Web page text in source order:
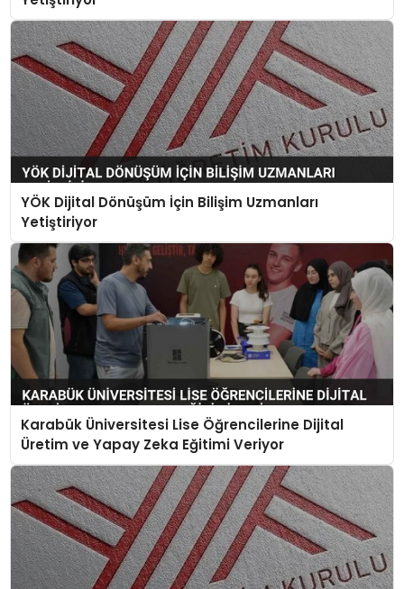
YÖK Dijital Dönüşüm İçin Bilişim Uzmanları
Yetiştiriyor
Karabük Üniversitesi Lise Öğrencilerine Dijital
Üretim ve Yapay Zeka Eğitimi Veriyor